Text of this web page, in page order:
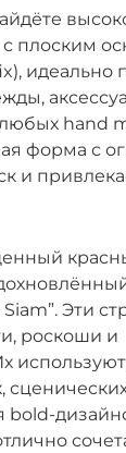
плоским
идеально
hand
форма с
и
Эти
роскоши и
bold-